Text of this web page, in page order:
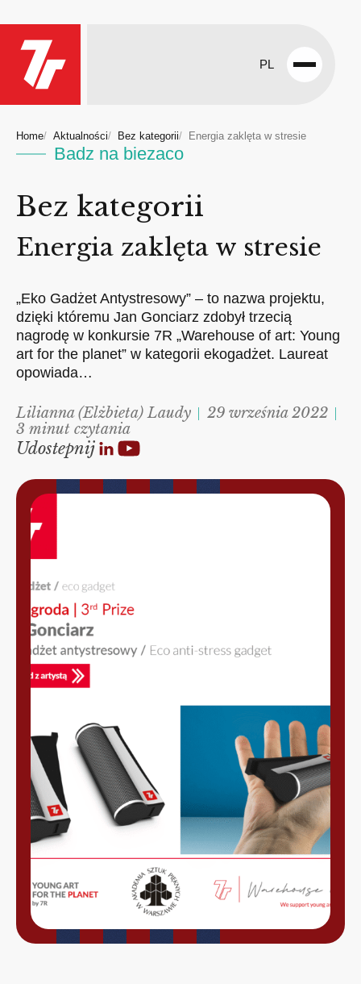
PL
Open
Home Aktualności Bez kategorii Energia zaklęta w stresie
Badz na biezaco
Bez kategorii
Energia zaklęta w stresie
„Eko Gadżet Antystresowy” – to nazwa projektu,
dzięki któremu Jan Gonciarz zdobył trzecią
nagrodę w konkursie 7R „Warehouse of art: Young
art for the planet” w kategorii ekogadżet. Laureat
opowiada…
Lilianna (Elżbieta) Laudy
29 września 2022
3 minut czytania
Udostepnij